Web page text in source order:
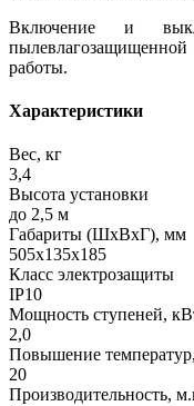
Включение и
работы.
Характеристики
Вес, кг
3,4
Высота установки
до 2,5 м
Габариты (ШхВхГ), мм
505x135x185
Класс электрозащиты
IP10
Мощность ступеней,
2,0
Повышение
20
Производительность,